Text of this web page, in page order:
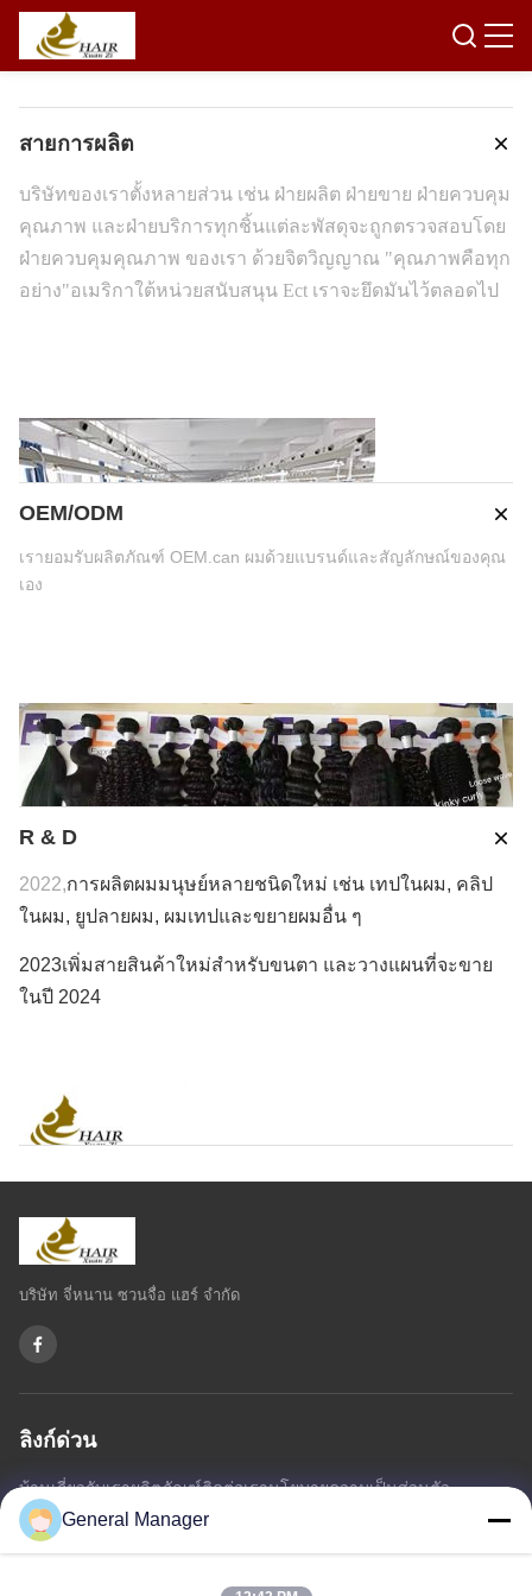
สายการผลิต
บริษัทของเราตั้งหลายส่วน เช่น ฝ่ายผลิต ฝ่ายขาย ฝ่ายควบคุม
คุณภาพ และฝ่ายบริการทุกชิ้นแต่ละพัสดุจะถูกตรวจสอบโดย
ฝ่ายควบคุมคุณภาพ ของเรา ด้วยจิตวิญญาณ "คุณภาพคือทุก
อย่าง"อเมริกาใต้หน่วยสนับสนุน Ect เราจะยึดมันไว้ตลอดไป
OEM/ODM
เรายอมรับผลิตภัณฑ์ OEM.can ผมด้วยแบรนด์และสัญลักษณ์ของคุณ
เอง
R & D
2022,การผลิตผมมนุษย์หลายชนิดใหม่ เช่น เทปในผม, คลิป
ในผม, ยูปลายผม, ผมเทปและขยายผมอื่น ๆ
2023เพิ่มสายสินค้าใหม่สําหรับขนตา และวางแผนที่จะขาย
ในปี 2024
บริษัท จี่หนาน ซวนจื่อ แฮร์ จำกัด
ลิงก์ด่วน
บ้านเกี่ยวกับเราผลิตภัณฑ์ติดต่อเรานโยบายความเป็นส่วนตัว
แผนผังเว็บไซต์
General Manager